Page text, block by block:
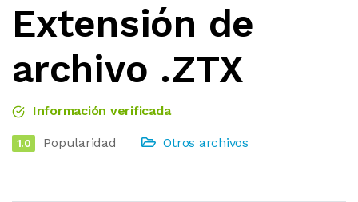
Extensión de
archivo .ZTX
Información verificada
1.0 Popularidad Otros archivos